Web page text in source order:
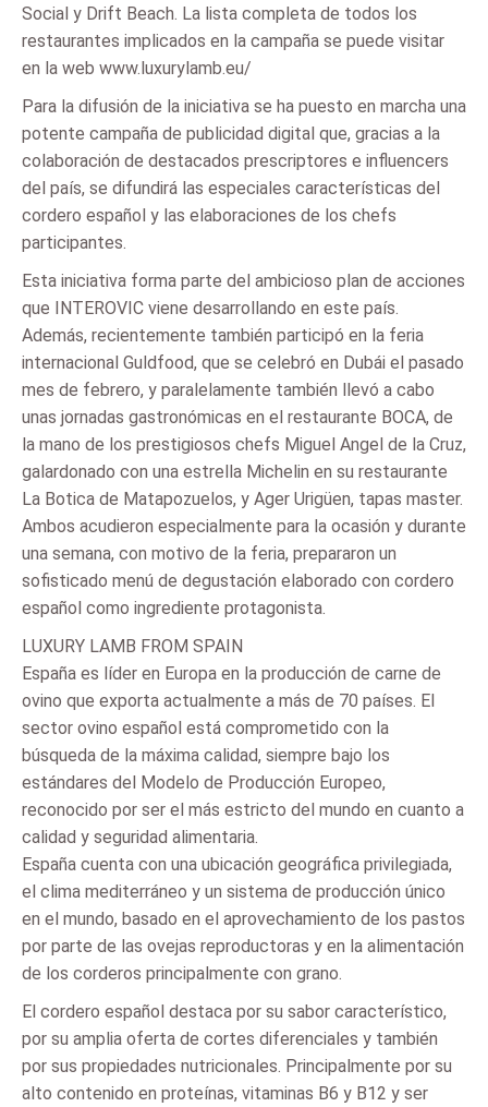
Social y Drift Beach. La lista completa de todos los
restaurantes implicados en la campaña se puede visitar
en la web www.luxurylamb.eu/
Para la difusión de la iniciativa se ha puesto en marcha una
potente campaña de publicidad digital que, gracias a la
colaboración de destacados prescriptores e influencers
del país, se difundirá las especiales características del
cordero español y las elaboraciones de los chefs
participantes.
Esta iniciativa forma parte del ambicioso plan de acciones
que INTEROVIC viene desarrollando en este país.
Además, recientemente también participó en la feria
internacional Guldfood, que se celebró en Dubái el pasado
mes de febrero, y paralelamente también llevó a cabo
unas jornadas gastronómicas en el restaurante BOCA, de
la mano de los prestigiosos chefs Miguel Angel de la Cruz,
galardonado con una estrella Michelin en su restaurante
La Botica de Matapozuelos, y Ager Urigüen, tapas master.
Ambos acudieron especialmente para la ocasión y durante
una semana, con motivo de la feria, prepararon un
sofisticado menú de degustación elaborado con cordero
español como ingrediente protagonista.
LUXURY LAMB FROM SPAIN
España es líder en Europa en la producción de carne de
ovino que exporta actualmente a más de 70 países. El
sector ovino español está comprometido con la
búsqueda de la máxima calidad, siempre bajo los
estándares del Modelo de Producción Europeo,
reconocido por ser el más estricto del mundo en cuanto a
calidad y seguridad alimentaria.
España cuenta con una ubicación geográfica privilegiada,
el clima mediterráneo y un sistema de producción único
en el mundo, basado en el aprovechamiento de los pastos
por parte de las ovejas reproductoras y en la alimentación
de los corderos principalmente con grano.
El cordero español destaca por su sabor característico,
por su amplia oferta de cortes diferenciales y también
por sus propiedades nutricionales. Principalmente por su
alto contenido en proteínas, vitaminas B6 y B12 y ser